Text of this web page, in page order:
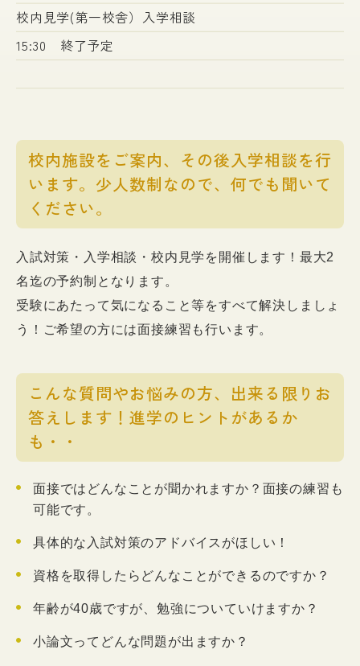
校内見学(第一校舎）入学相談
15:30 終了予定
校内施設をご案内、その後入学相談を行
います。少人数制なので、何でも聞いて
ください。
入試対策・入学相談・校内見学を開催します！最大2
名迄の予約制となります。
受験にあたって気になること等をすべて解決しましょ
う！ご希望の方には面接練習も行います。
こんな質問やお悩みの方、出来る限りお
答えします！進学のヒントがあるか
も・・
面接ではどんなことが聞かれますか？面接の練習も
可能です。
具体的な入試対策のアドバイスがほしい！
資格を取得したらどんなことができるのですか？
年齢が40歳ですが、勉強についていけますか？
小論文ってどんな問題が出ますか？